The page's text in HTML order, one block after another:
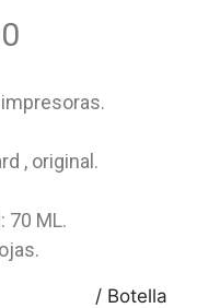
, original.
70 ML.
/ Botella